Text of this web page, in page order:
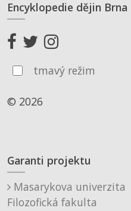
Encyklopedie dějin Brna
tmavý režim
© 2026
Garanti projektu
Masarykova univerzita
Filozofická fakulta